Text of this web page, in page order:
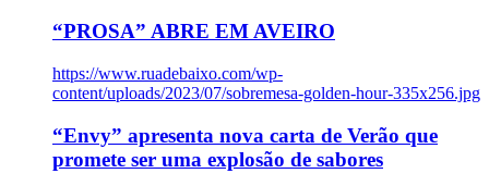
“PROSA” ABRE EM AVEIRO
https://www.ruadebaixo.com/wp-
content/uploads/2023/07/sobremesa-golden-hour-335x256.jpg
“Envy” apresenta nova carta de Verão que
promete ser uma explosão de sabores